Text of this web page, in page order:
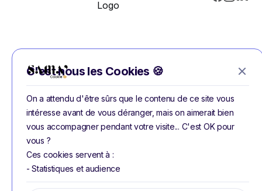
C'est nous les Cookies 🍪
On a attendu d'être sûrs que le contenu de ce site vous
intéresse avant de vous déranger, mais on aimerait bien
vous accompagner pendant votre visite... C'est OK pour
vous ?
Ces cookies servent à :
- Statistiques et audience